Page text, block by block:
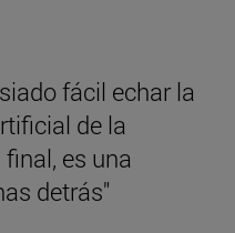
fácil echar la
de la
es una
detrás"